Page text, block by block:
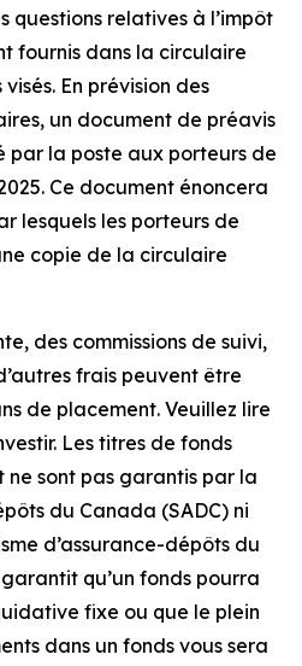
questions relatives à l’impôt
fournis dans la circulaire
En prévision des
un document de préavis
par la poste aux porteurs de
Ce document énoncera
lesquels les porteurs de
copie de la circulaire
des commissions de suivi,
frais peuvent être
de placement. Veuillez lire
Les titres de fonds
ne sont pas garantis par la
du Canada (SADC) ni
d’assurance-dépôts du
qu’un fonds pourra
fixe ou que le plein
dans un fonds vous sera